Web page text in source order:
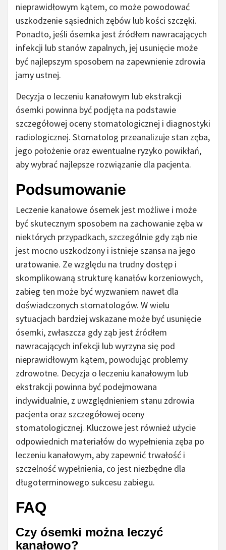
nieprawidłowym kątem, co może powodować
uszkodzenie sąsiednich zębów lub kości szczęki.
Ponadto, jeśli ósemka jest źródłem nawracających
infekcji lub stanów zapalnych, jej usunięcie może
być najlepszym sposobem na zapewnienie zdrowia
jamy ustnej.
Decyzja o leczeniu kanałowym lub ekstrakcji
ósemki powinna być podjęta na podstawie
szczegółowej oceny stomatologicznej i diagnostyki
radiologicznej. Stomatolog przeanalizuje stan zęba,
jego położenie oraz ewentualne ryzyko powikłań,
aby wybrać najlepsze rozwiązanie dla pacjenta.
Podsumowanie
Leczenie kanałowe ósemek jest możliwe i może
być skutecznym sposobem na zachowanie zęba w
niektórych przypadkach, szczególnie gdy ząb nie
jest mocno uszkodzony i istnieje szansa na jego
uratowanie. Ze względu na trudny dostęp i
skomplikowaną strukturę kanałów korzeniowych,
zabieg ten może być wyzwaniem nawet dla
doświadczonych stomatologów. W wielu
sytuacjach bardziej wskazane może być usunięcie
ósemki, zwłaszcza gdy ząb jest źródłem
nawracających infekcji lub wyrzyna się pod
nieprawidłowym kątem, powodując problemy
zdrowotne. Decyzja o leczeniu kanałowym lub
ekstrakcji powinna być podejmowana
indywidualnie, z uwzględnieniem stanu zdrowia
pacjenta oraz szczegółowej oceny
stomatologicznej. Kluczowe jest również użycie
odpowiednich materiałów do wypełnienia zęba po
leczeniu kanałowym, aby zapewnić trwałość i
szczelność wypełnienia, co jest niezbędne dla
długoterminowego sukcesu zabiegu.
FAQ
Czy ósemki można leczyć
kanałowo?